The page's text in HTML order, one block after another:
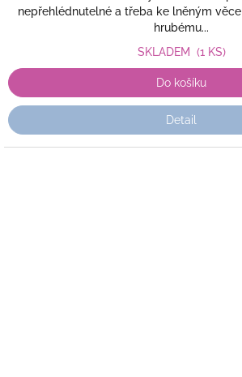
nepřehlédnutelné a třeba ke lněným
hrubému...
SKLADEM (1 KS)
Do košíku
Detail